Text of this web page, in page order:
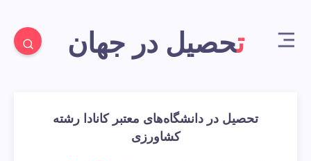
تحصیل در جهان
تحصیل در دانشگاه‌های معتبر کانادا رشته
کشاورزی